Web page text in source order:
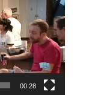
00:28